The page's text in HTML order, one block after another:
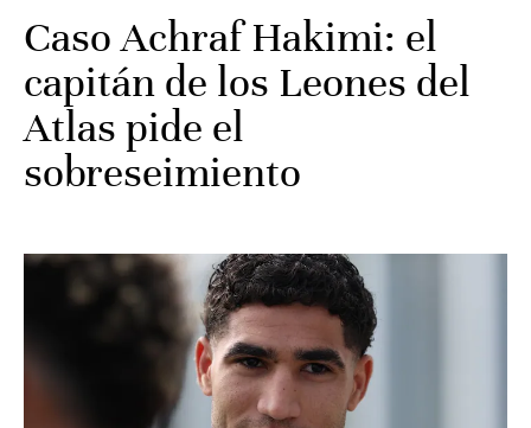
Caso Achraf Hakimi: el
capitán de los Leones del
Atlas pide el
sobreseimiento